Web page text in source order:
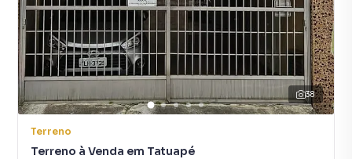
38
Terreno
Terreno à Venda em Tatuapé